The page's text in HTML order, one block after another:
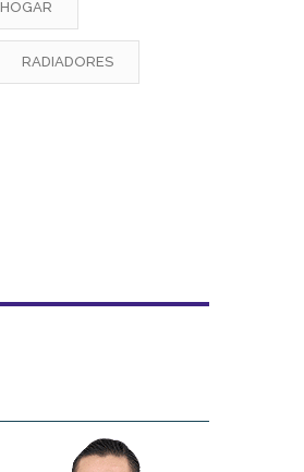
HOGAR
RADIADORES